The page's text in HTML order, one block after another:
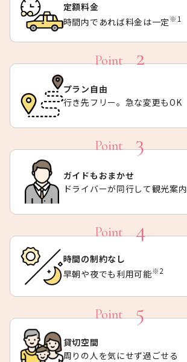
定額料金
時間内であれば料金は一定※1
プラン自由
行き先フリー。急な変更もOK
ガイドもおまかせ
ドライバーが同行して観光案内
時間の制約なし
早朝や夜でも利用可能※2
貸切空間
周りの人を気にせず過ごせる